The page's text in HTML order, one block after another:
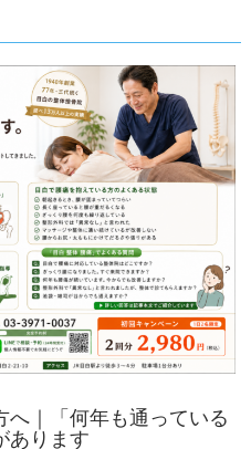
へ｜「何年も通っている
あります